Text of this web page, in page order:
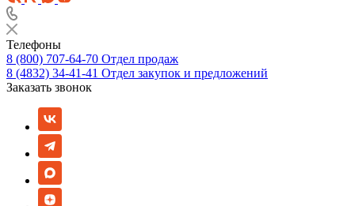
Телефоны
8 (800) 707-64-70 Отдел продаж
8 (4832) 34-41-41 Отдел закупок и предложений
Заказать звонок